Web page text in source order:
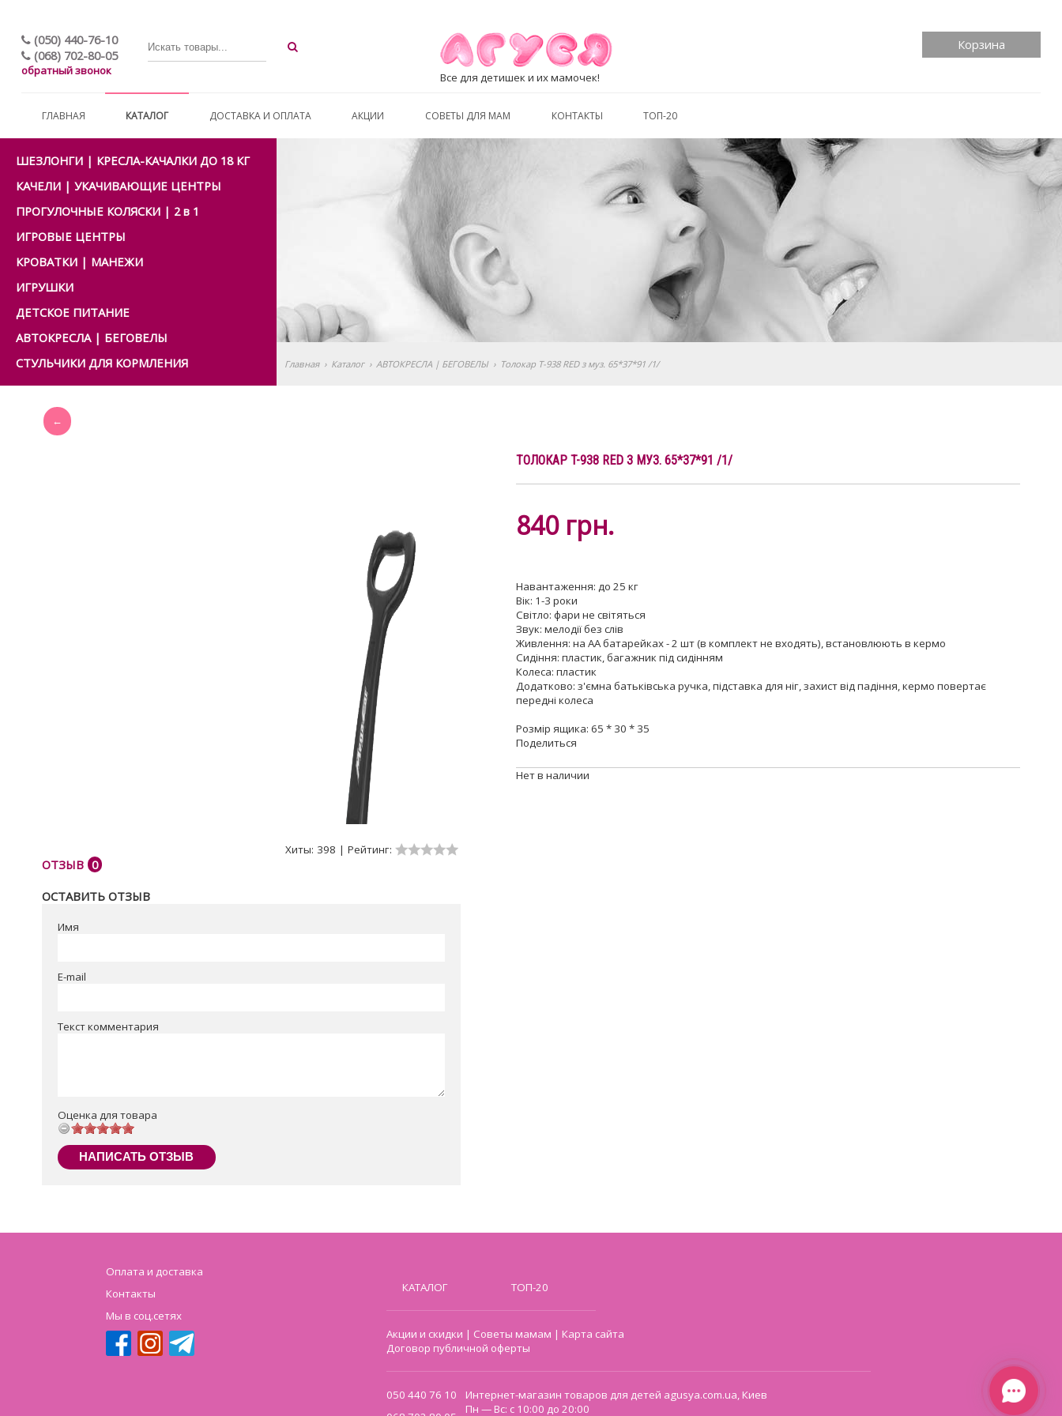
(050) 440-76-10
(068) 702-80-05
обратный звонок Все для детишек и их мамочек!
Корзина
ГЛАВНАЯ КАТАЛОГ ДОСТАВКА И ОПЛАТА АКЦИИ СОВЕТЫ ДЛЯ МАМ КОНТАКТЫ ТОП-20
ШЕЗЛОНГИ | КРЕСЛА-КАЧАЛКИ ДО 18 КГ
КАЧЕЛИ | УКАЧИВАЮЩИЕ ЦЕНТРЫ
ПРОГУЛОЧНЫЕ КОЛЯСКИ | 2 в 1
ИГРОВЫЕ ЦЕНТРЫ
КРОВАТКИ | МАНЕЖИ
ИГРУШКИ
ДЕТСКОЕ ПИТАНИЕ
АВТОКРЕСЛА | БЕГОВЕЛЫ
СТУЛЬЧИКИ ДЛЯ КОРМЛЕНИЯ
Главная › Каталог › АВТОКРЕСЛА | БЕГОВЕЛЫ › Толокар T-938 RED з муз. 65*37*91 /1/
Хиты: 398 | Рейтинг:
ОТЗЫВ 0
ОСТАВИТЬ ОТЗЫВ
Имя
E-mail
Текст комментария
Оценка для товара
НАПИСАТЬ ОТЗЫВ
ТОЛОКАР T-938 RED З МУЗ. 65*37*91 /1/
840 грн.
Навантаження: до 25 кг
Вік: 1-3 роки
Світло: фари не світяться
Звук: мелодії без слів
Живлення: на АА батарейках - 2 шт (в комплект не входять), встановлюють в кермо
Сидіння: пластик, багажник під сидінням
Колеса: пластик
Додатково: з'ємна батьківська ручка, підставка для ніг, захист від падіння, кермо повертає
передні колеса
Розмір ящика: 65 * 30 * 35
Поделиться
Нет в наличии
Оплата и доставка
Контакты
Мы в соц.сетях
КАТАЛОГ ТОП-20
Акции и скидки | Советы мамам |Карта сайта
Договор публичной оферты
050 440 76 10
Интернет-магазин товаров для детей agusya.com.ua, Киев
Пн — Вс: с 10:00 до 20:00